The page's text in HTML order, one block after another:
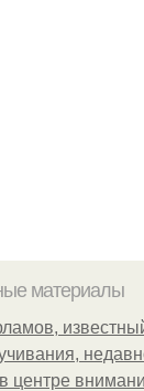
материалы
центре